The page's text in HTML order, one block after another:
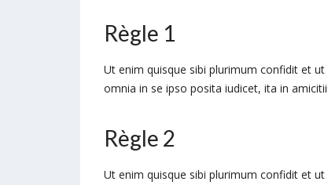
Règle 1
Ut enim quisque sibi plurimum confidit et
omnia in se ipso posita iudicet, ita in
Règle 2
Ut enim quisque sibi plurimum confidit et